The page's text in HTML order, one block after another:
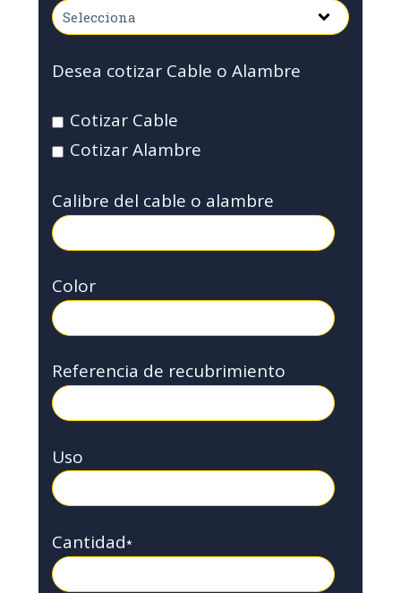
Desea cotizar Cable o Alambre
Cotizar Cable
Cotizar Alambre
Calibre del cable o alambre
Color
Referencia de recubrimiento
Uso
Cantidad*